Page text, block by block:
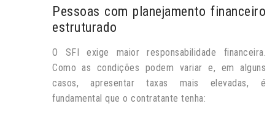
Pessoas com planejamento financeiro
estruturado
O SFI exige maior responsabilidade financeira.
Como as condições podem variar e, em alguns
casos, apresentar taxas mais elevadas, é
fundamental que o contratante tenha: